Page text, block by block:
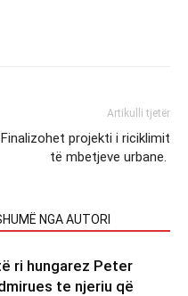
Artikulli tjetër
Finalizohet projekti i riciklimit
të mbetjeve urbane.
NGA AUTORI
ri hungarez Peter
te njeriu që